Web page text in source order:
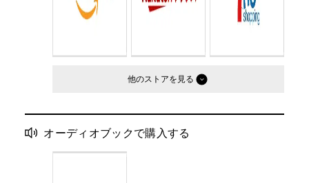
他のストア
オーディオブックで購入する